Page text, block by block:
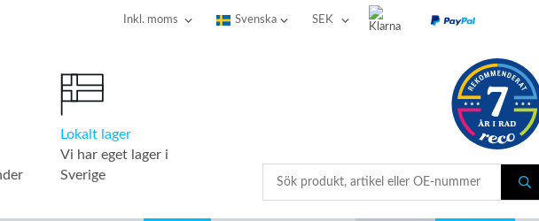
Lokalt lager
Vi har eget lager i
Sverige